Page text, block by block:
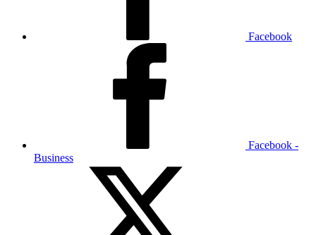
Facebook
Facebook -
Business